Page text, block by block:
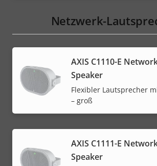
Netzwerk-
AXIS C1110-E
Speaker
Flexibler Lautsprecher
– groß
AXIS C1111-E
Speaker